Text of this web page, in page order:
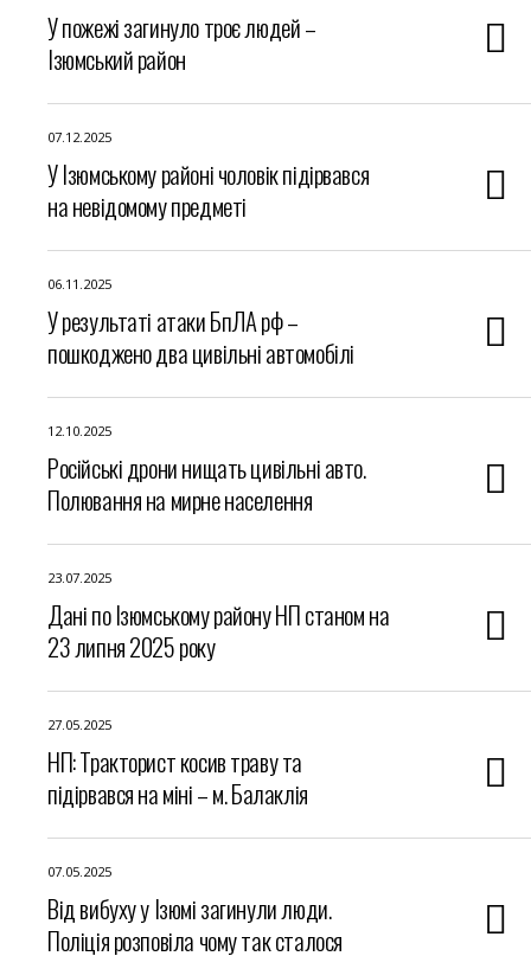
У пожежі загинуло троє людей –
Ізюмський район
07.12.2025
У Ізюмському районі чоловік підірвався
на невідомому предметі
06.11.2025
У результаті атаки БпЛА рф –
пошкоджено два цивільні автомобілі
12.10.2025
Російські дрони нищать цивільні авто.
Полювання на мирне населення
23.07.2025
Дані по Ізюмському району НП станом на
23 липня 2025 року
27.05.2025
НП: Тракторист косив траву та
підірвався на міні – м. Балаклія
07.05.2025
Від вибуху у Ізюмі загинули люди.
Поліція розповіла чому так сталося